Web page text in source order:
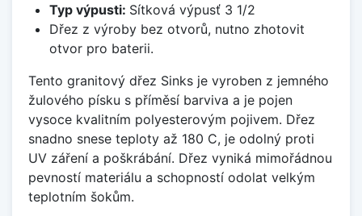
Typ výpusti: Sítková výpusť 3 1/2
Dřez z výroby bez otvorů, nutno zhotovit
otvor pro baterii.
Tento granitový dřez Sinks je vyroben z jemného
žulového písku s příměsí barviva a je pojen
vysoce kvalitním polyesterovým pojivem. Dřez
snadno snese teploty až 180 C, je odolný proti
UV záření a poškrábání. Dřez vyniká mimořádnou
pevností materiálu a schopností odolat velkým
teplotním šokům.